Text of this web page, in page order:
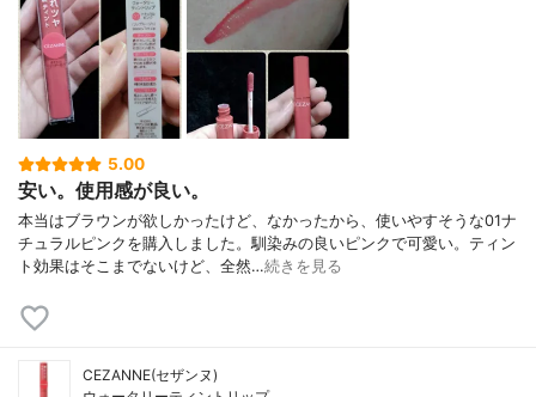
5.00
安い。使用感が良い。
本当はブラウンが欲しかったけど、なかったから、使いやすそうな01ナ
チュラルピンクを購入しました。馴染みの良いピンクで可愛い。ティン
ト効果はそこまでないけど、全然…続きを見る
CEZANNE(セザンヌ)